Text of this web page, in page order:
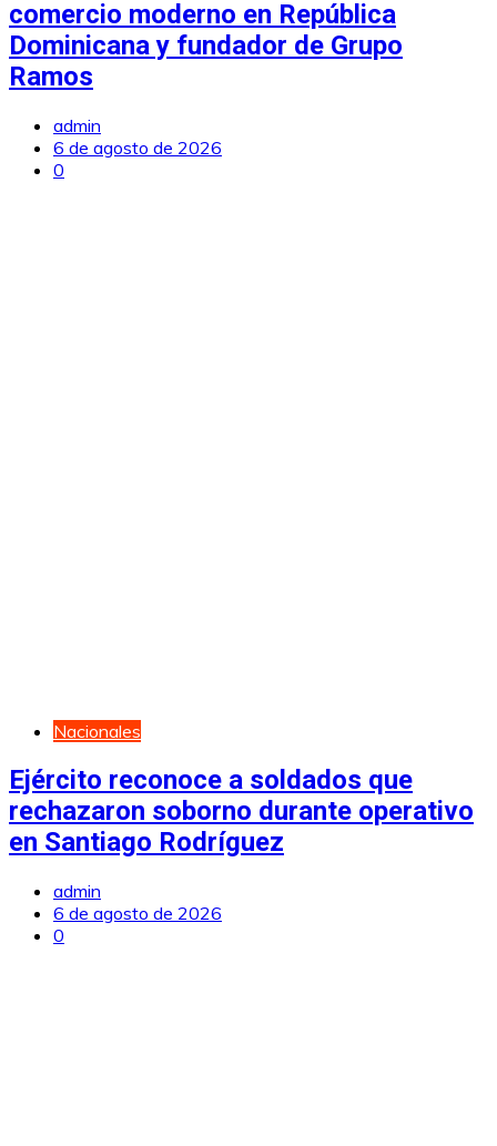
comercio moderno en República
Dominicana y fundador de Grupo
Ramos
admin
6 de agosto de 2026
0
Nacionales
Ejército reconoce a soldados que
rechazaron soborno durante operativo
en Santiago Rodríguez
admin
6 de agosto de 2026
0